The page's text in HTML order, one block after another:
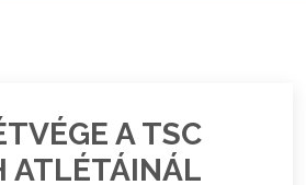
A TSC
ATLÉTÁINÁL